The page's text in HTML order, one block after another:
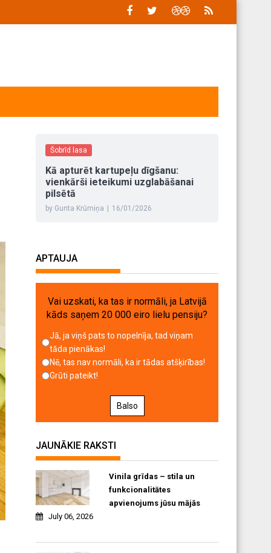
Šobrīd lasa
Kā apturēt kartupeļu dīgšanu:
vienkārši ieteikumi uzglabāšanai
pilsētā
by Gunta Krūmiņa 16/01/2026
APTAUJA
Vai uzskati, ka tas ir normāli, ja Latvijā
kāds saņem 20 000 eiro lielu pensiju?
Jā, ja viņš pats to nopelnīja, tad viņam
tāda pienākas!
Nē, tas nav normāli, ka ir tādas atšķirības!
Grūti pateikt!
Balso
JAUNĀKIE RAKSTI
Vinila grīdas – stila un
funkcionalitātes
apvienojums jūsu mājās
July 06, 2026